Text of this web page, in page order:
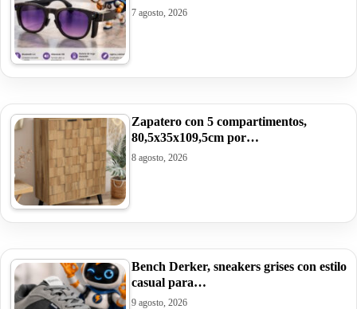
7 agosto, 2026
Zapatero con 5 compartimentos,
80,5x35x109,5cm por…
8 agosto, 2026
Bench Derker, sneakers grises con estilo
casual para…
9 agosto, 2026